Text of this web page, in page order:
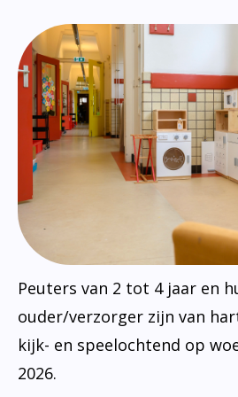
Peuters van 2 tot 4 jaar en
ouder/verzorger zijn van
kijk- en speelochtend op
2026.